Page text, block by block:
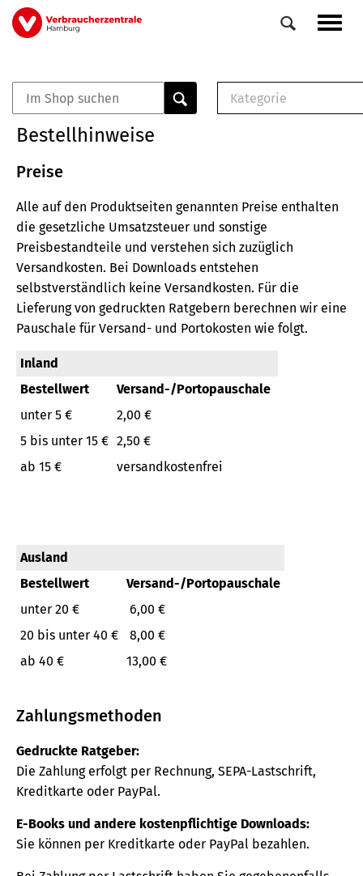
Direkt
zum
Veranstaltungen
0
Elemente
Kategorie
Broschüre
Buch
Bestellhinweise
Preise
Alle auf den Produktseiten genannten Preise enthalten
die gesetzliche Umsatzsteuer und sonstige
Preisbestandteile und verstehen sich zuzüglich
Versandkosten. Bei Downloads entstehen
selbstverständlich keine Versandkosten. Für die
Lieferung von gedruckten Ratgebern berechnen wir eine
Pauschale für Versand- und Portokosten wie folgt.
Inland
Bestellwert
Versand-/Portopauschale
unter 5 €
2,00 €
5 bis unter 15 € 2,50 €
ab 15 €
versandkostenfrei
Ausland
Bestellwert
Versand-/Portopauschale
unter 20 €
6,00 €
20 bis unter 40 €
8,00 €
ab 40 €
13,00 €
Zahlungsmethoden
Gedruckte Ratgeber:
Die Zahlung erfolgt per Rechnung, SEPA-Lastschrift,
Kreditkarte oder PayPal.
E-Books und andere kostenpflichtige Downloads:
Sie können per Kreditkarte oder PayPal bezahlen.